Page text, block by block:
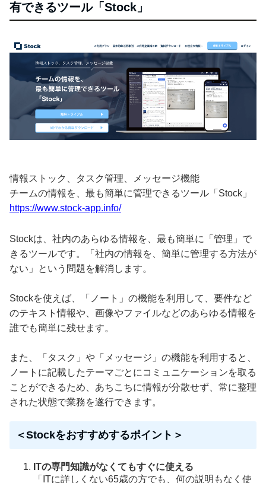
有できるツール「Stock」
情報ストック、タスク管理、メッセージ機能
チームの情報を、最も簡単に管理できるツール「Stock」
https://www.stock-app.info/
Stockは、社内のあらゆる情報を、最も簡単に「管理」で
きるツールです。「社内の情報を、簡単に管理する方法が
ない」という問題を解消します。
Stockを使えば、「ノート」の機能を利用して、要件など
のテキスト情報や、画像やファイルなどのあらゆる情報を
誰でも簡単に残せます。
また、「タスク」や「メッセージ」の機能を利用すると、
ノートに記載したテーマごとにコミュニケーションを取る
ことができるため、あちこちに情報が分散せず、常に整理
された状態で業務を遂行できます。
＜Stockをおすすめするポイント＞
ITの専門知識がなくてもすぐに使える
「ITに詳しくない65歳の方でも、何の説明もなく使